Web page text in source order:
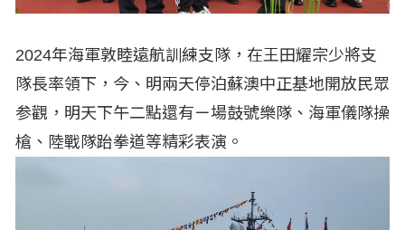
2024年海軍敦睦遠航訓練支隊，在王田耀宗少將支
隊長率領下，今、明兩天停泊蘇澳中正基地開放民眾
参觀，明天下午二點還有ㄧ場鼓號樂隊、海軍儀隊操
槍、陸戰隊跆拳道等精彩表演。